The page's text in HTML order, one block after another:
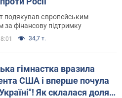
подякував європейським
за фінансову підтримку
34,7 т.
гімнастка вразила
США і вперше почула
Як склалася доля